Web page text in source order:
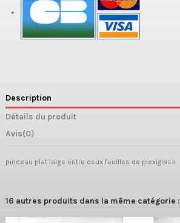
Description
Détails du produit
Avis(0)
pinceau plat large entre deux feuilles de plexiglass
16 autres produits dans la même catégorie :